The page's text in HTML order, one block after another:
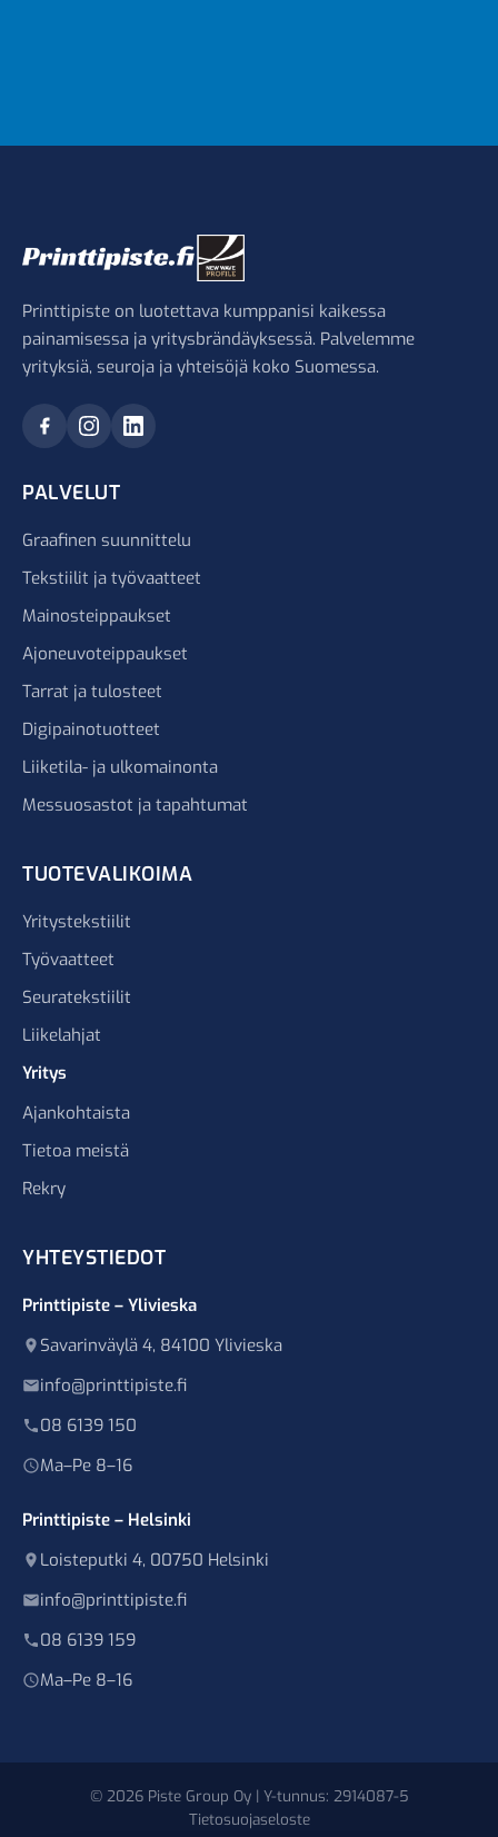
Printtipiste on luotettava kumppanisi kaikessa
painamisessa ja yritysbrändäyksessä. Palvelemme
yrityksiä, seuroja ja yhteisöjä koko Suomessa.
PALVELUT
Graafinen suunnittelu
Tekstiilit ja työvaatteet
Mainosteippaukset
Ajoneuvoteippaukset
Tarrat ja tulosteet
Digipainotuotteet
Liiketila- ja ulkomainonta
Messuosastot ja tapahtumat
TUOTEVALIKOIMA
Yritystekstiilit
Työvaatteet
Seuratekstiilit
Liikelahjat
Yritys
Ajankohtaista
Tietoa meistä
Rekry
YHTEYSTIEDOT
Printtipiste – Ylivieska
Savarinväylä 4, 84100 Ylivieska
info@printtipiste.fi
08 6139 150
Ma–Pe 8–16
Printtipiste – Helsinki
Loisteputki 4, 00750 Helsinki
info@printtipiste.fi
08 6139 159
Ma–Pe 8–16
© 2026 Piste Group Oy | Y-tunnus: 2914087-5
Tietosuojaseloste